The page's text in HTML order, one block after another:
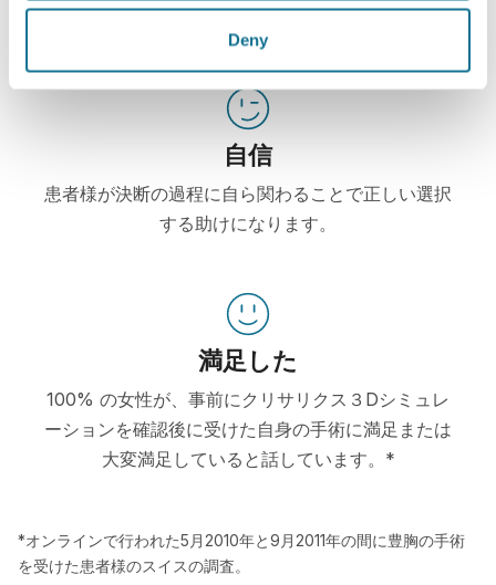
Deny
仕上がりを判断するお手伝いをします。
自信
患者様が決断の過程に自ら関わることで正しい選択
する助けになります。
満足した
100% の女性が、事前にクリサリクス３Dシミュレ
ーションを確認後に受けた自身の手術に満足または
大変満足していると話しています。*
*オンラインで行われた5月2010年と9月2011年の間に豊胸の手術
を受けた患者様のスイスの調査。